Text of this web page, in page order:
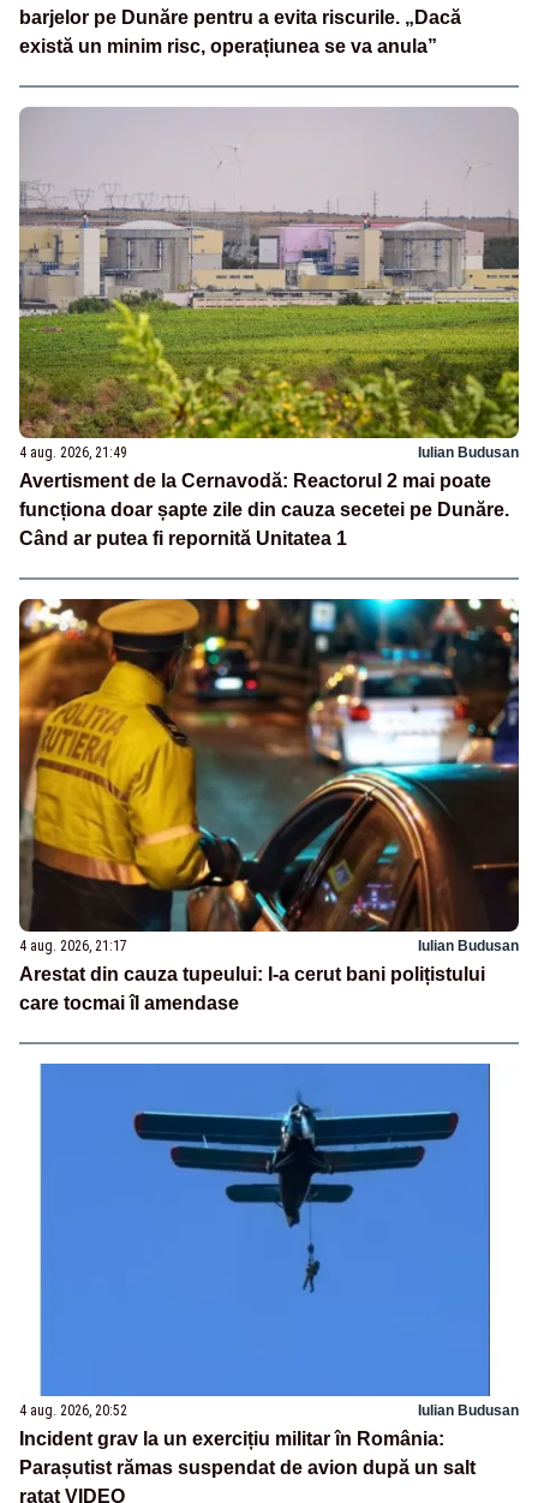
barjelor pe Dunăre pentru a evita riscurile. „Dacă
există un minim risc, operațiunea se va anula”
4 aug. 2026, 21:49 Iulian Budusan
Avertisment de la Cernavodă: Reactorul 2 mai poate
funcționa doar șapte zile din cauza secetei pe Dunăre.
Când ar putea fi repornită Unitatea 1
4 aug. 2026, 21:17 Iulian Budusan
Arestat din cauza tupeului: I-a cerut bani polițistului
care tocmai îl amendase
4 aug. 2026, 20:52 Iulian Budusan
Incident grav la un exercițiu militar în România:
Parașutist rămas suspendat de avion după un salt
ratat VIDEO